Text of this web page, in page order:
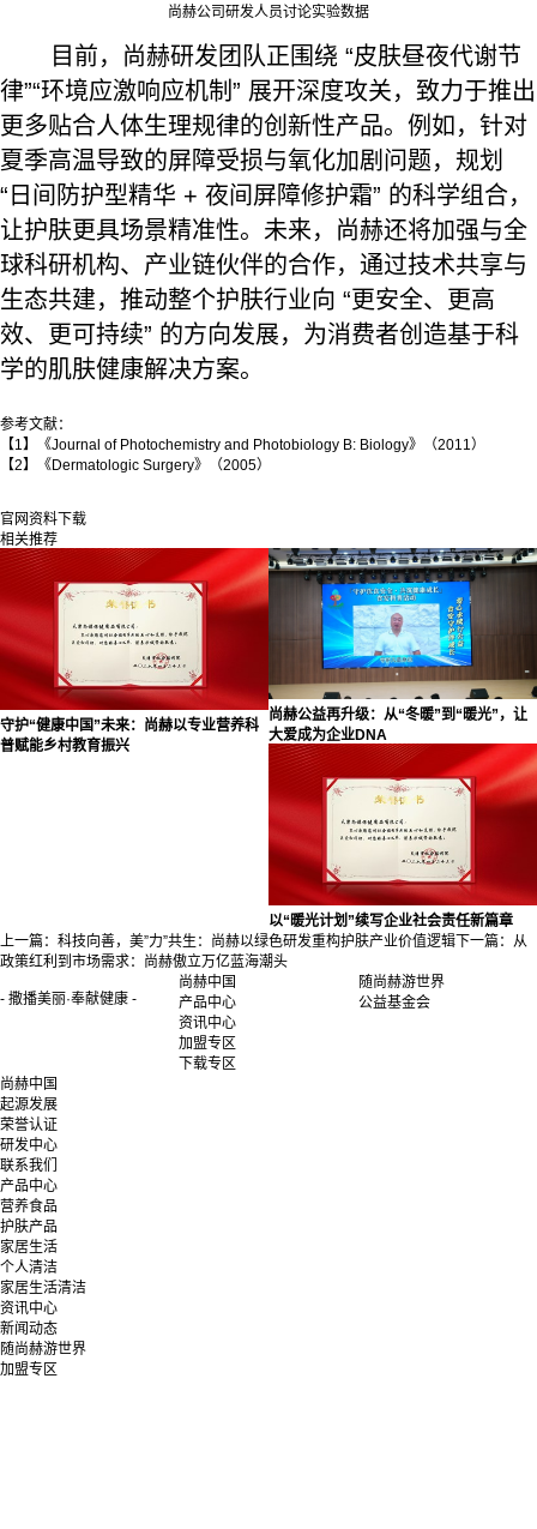
尚赫公司研发人员讨论实验数据
目前，尚赫研发团队正围绕 “皮肤昼夜代谢节
律”“环境应激响应机制” 展开深度攻关，致力于推出
更多贴合人体生理规律的创新性产品。例如，针对
夏季高温导致的屏障受损与氧化加剧问题，规划
“日间防护型精华 + 夜间屏障修护霜” 的科学组合，
让护肤更具场景精准性。未来，尚赫还将加强与全
球科研机构、产业链伙伴的合作，通过技术共享与
生态共建，推动整个护肤行业向 “更安全、更高
效、更可持续” 的方向发展，为消费者创造基于科
学的肌肤健康解决方案。
参考文献：
【1】《Journal of Photochemistry and Photobiology B: Biology》（2011）
【2】《Dermatologic Surgery》（2005）
官网资料下载
相关推荐
守护“健康中国”未来：尚赫以专业营养科
普赋能乡村教育振兴
尚赫公益再升级：从“冬暖”到“暖光”，让
大爱成为企业DNA
以“暖光计划”续写企业社会责任新篇章
上一篇： 科技向善，美”力”共生：尚赫以绿色研发重构护肤产业价值逻辑 下一篇： 从
政策红利到市场需求：尚赫傲立万亿蓝海潮头
- 撒播美丽·奉献健康 -
尚赫中国
产品中心
资讯中心
加盟专区
下载专区
随尚赫游世界
公益基金会
尚赫中国
起源发展
荣誉认证
研发中心
联系我们
产品中心
营养食品
护肤产品
家居生活
个人清洁
家居生活清洁
资讯中心
新闻动态
随尚赫游世界
加盟专区